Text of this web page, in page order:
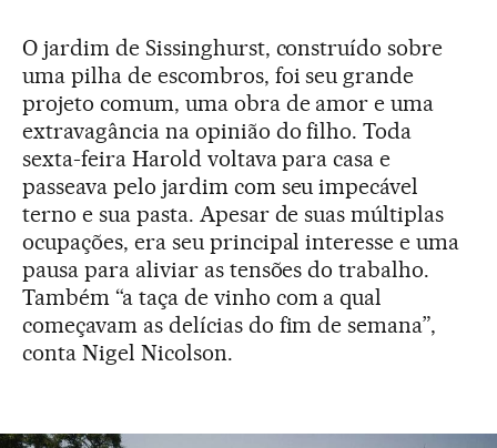
O jardim de Sissinghurst, construído sobre
uma pilha de escombros, foi seu grande
projeto comum, uma obra de amor e uma
extravagância na opinião do filho. Toda
sexta-feira Harold voltava para casa e
passeava pelo jardim com seu impecável
terno e sua pasta. Apesar de suas múltiplas
ocupações, era seu principal interesse e uma
pausa para aliviar as tensões do trabalho.
Também “a taça de vinho com a qual
começavam as delícias do fim de semana”,
conta Nigel Nicolson.